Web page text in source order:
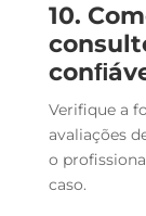
10.
Verifique a
avaliações
o
caso.